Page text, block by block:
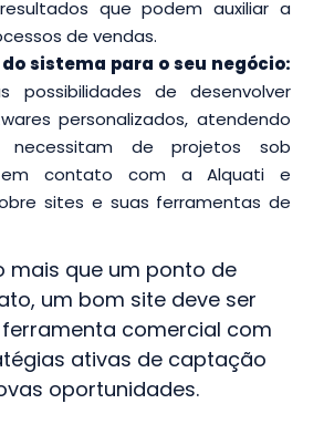
que podem auxiliar a
de vendas.
sistema para o seu negócio:
possibilidades de desenvolver
personalizados, atendendo
necessitam de projetos sob
em contato com a Alquati e
sites e suas ferramentas de
mais que um ponto de
um bom site deve ser
comercial com
ativas de captação
oportunidades.